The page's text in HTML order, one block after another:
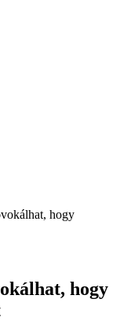
hogy
hogy